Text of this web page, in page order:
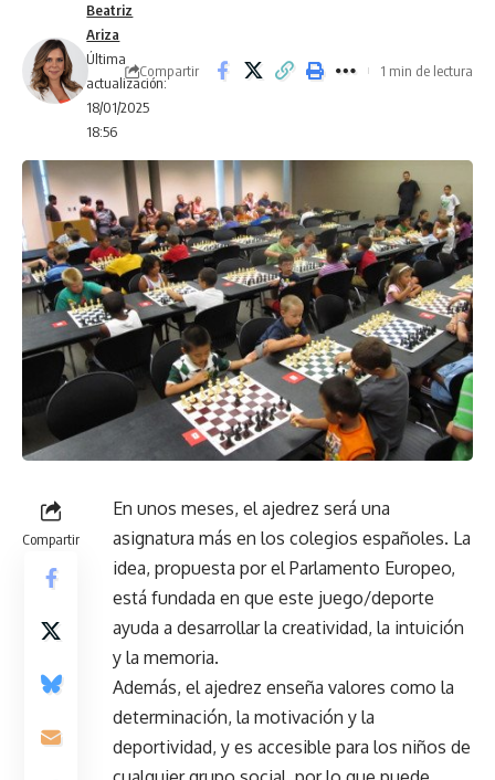
Última
actualización:
18/01/2025
18:56
Beatriz
Ariza
Compartir 1 min de lectura
Compartir
En unos meses, el ajedrez será una
asignatura más en los colegios españoles. La
idea, propuesta por el Parlamento Europeo,
está fundada en que este juego/deporte
ayuda a desarrollar la creatividad, la intuición
y la memoria.
Además, el ajedrez enseña valores como la
determinación, la motivación y la
deportividad, y es accesible para los niños de